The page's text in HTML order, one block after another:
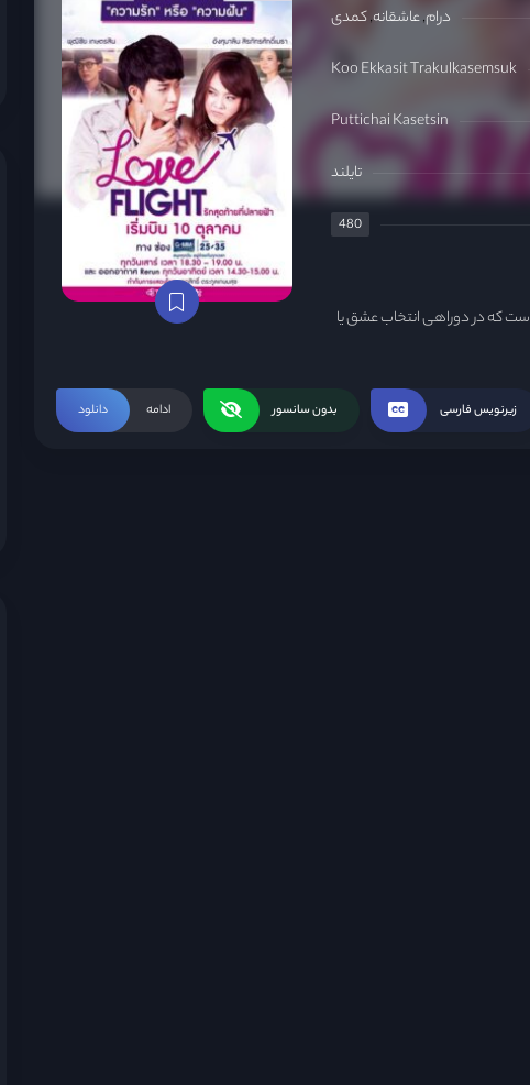
درام عاشقانه کمدی
Koo Ekkasit Trakulkasemsuk
Puttichai Kasetsin
تایلند
480
که در دوراهی انتخاب عشق یا
ادامه دانلود زیرنویس فارسی بدون سانسور